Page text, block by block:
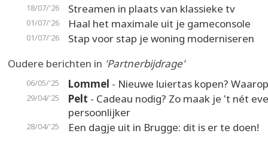
18/07/'26 Streamen in plaats van klassieke tv
01/07/'26 Haal het maximale uit je gameconsole
01/07/'26
Stap voor stap je woning moderniseren
Oudere berichten in 'Partnerbijdrage'
06/05/'25 Lommel - Nieuwe luiertas kopen?
29/04/'25 Pelt - Cadeau nodig? Zo maak je 't nét
persoonlijker
28/04/'25 Een dagje uit in Brugge: dit is er te doen!